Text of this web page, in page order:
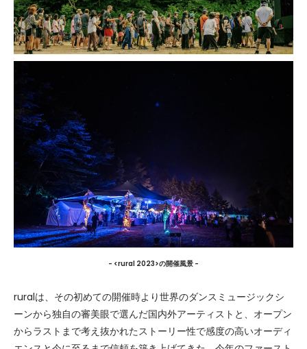
- <rural 2023>の開催風景 -
ruralは、その初めての開催時より​世界のダンスミュージックシ
ーンから独自の審美眼で選んだ国内外アーティストと、オープン
からラストまで考え抜かれたストーリー性で感度の高いオーディ